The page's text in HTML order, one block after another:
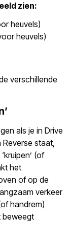
zien:
heuvels)
heuvels)
verschillende
als je in Drive
staat,
(of
het
of op de
verkeer
handrem)
beweegt